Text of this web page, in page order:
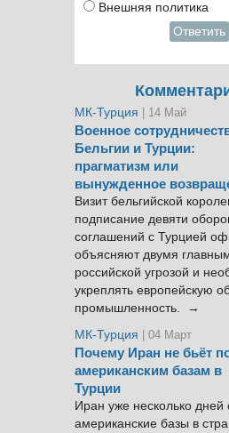
Внешняя политика
Ответить
МК-Турция | 14 Май
Военное
Бельгии и Турции:
прагматизм или
вынужденное
Визит бельгийской
подписание девяти
соглашений с Турцией
объясняют двумя
российской угрозой и
укреплять европейскую
промышленность. →
МК-Турция
| 04 Март
Почему Иран не бьёт
американским базам в
Турции
Иран уже несколько дней
американские базы в